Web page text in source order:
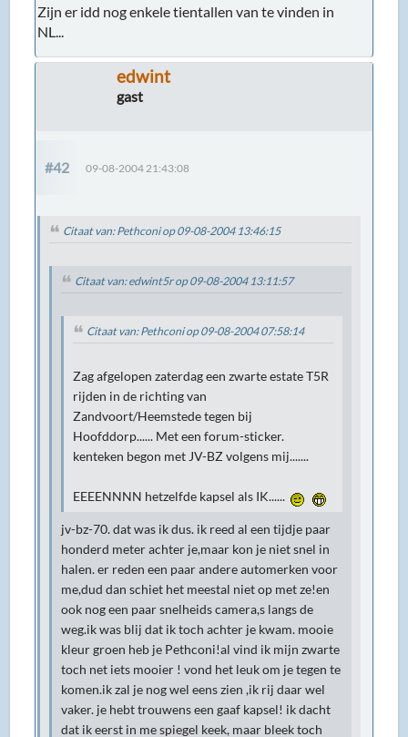
Zijn er idd nog enkele tientallen van te vinden in
NL...
edwint
gast
#42 09-08-2004 21:43:08
Citaat van: Pethconi op 09-08-2004 13:46:15
Citaat van: edwint5r op 09-08-2004 13:11:57
Citaat van: Pethconi op 09-08-2004 07:58:14
Zag afgelopen zaterdag een zwarte estate T5R
rijden in de richting van
Zandvoort/Heemstede tegen bij
Hoofddorp...... Met een forum-sticker.
kenteken begon met JV-BZ volgens mij.......
EEEENNNN hetzelfde kapsel als IK......
jv-bz-70. dat was ik dus. ik reed al een tijdje paar
honderd meter achter je,maar kon je niet snel in
halen. er reden een paar andere automerken voor
me,dud dan schiet het meestal niet op met ze!en
ook nog een paar snelheids camera,s langs de
weg.ik was blij dat ik toch achter je kwam. mooie
kleur groen heb je Pethconi!al vind ik mijn zwarte
toch net iets mooier ! vond het leuk om je tegen te
komen.ik zal je nog wel eens zien ,ik rij daar wel
vaker. je hebt trouwens een gaaf kapsel! ik dacht
dat ik eerst in me spiegel keek, maar bleek toch